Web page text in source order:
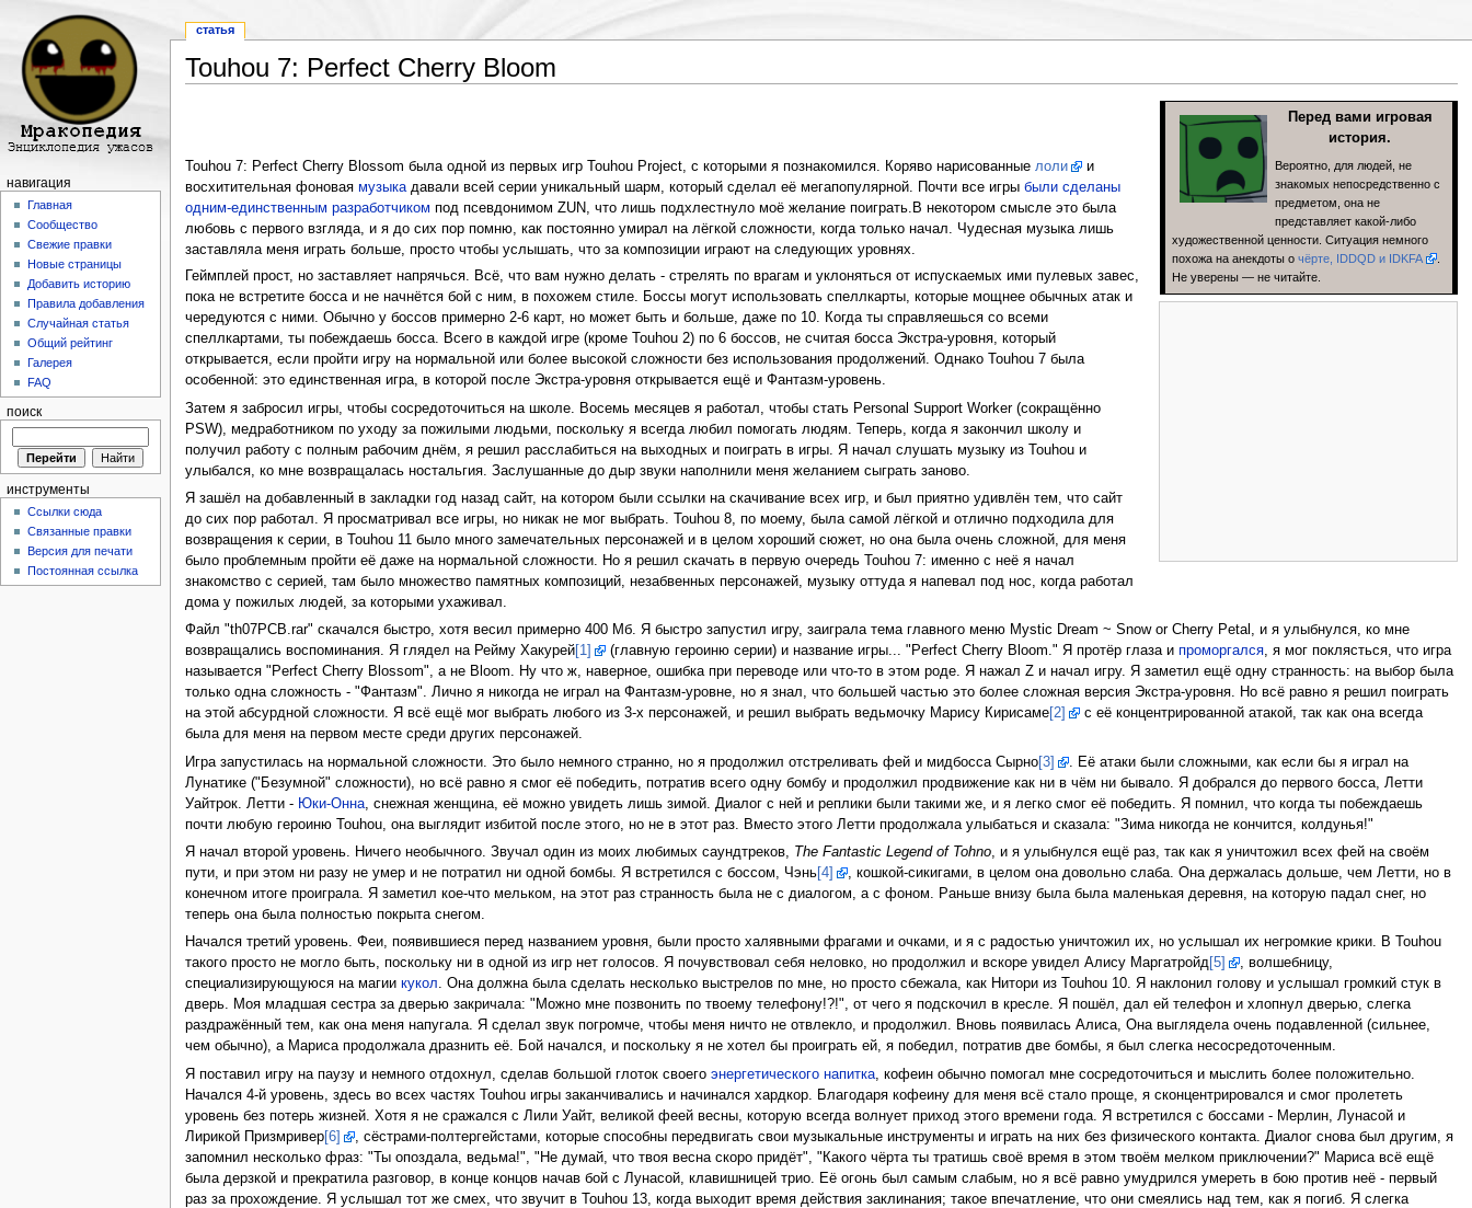
Touhou 7: Perfect Cherry Bloom
Перед вами игровая
история.
Вероятно, для людей, не
знакомых непосредственно с
предметом, она не
представляет какой-либо
художественной ценности. Ситуация немного
похожа на анекдоты о чёрте, IDDQD и IDKFA
.
Не уверены — не читайте.
Touhou 7: Perfect Cherry Blossom была одной из первых игр Touhou Project, с которыми я познакомился. Коряво нарисованные лоли
и
восхитительная фоновая музыкадавали всей серии уникальный шарм, который сделал её мегапопулярной. Почти все игры были сделаны
одним-единственным разработчиком под псевдонимом ZUN, что лишь подхлестнуло моё желание поиграть.В некотором смысле это была
любовь с первого взгляда, и я до сих пор помню, как постоянно умирал на лёгкой сложности, когда только начал. Чудесная музыка лишь
заставляла меня играть больше, просто чтобы услышать, что за композиции играют на следующих уровнях.
Геймплей прост, но заставляет напрячься. Всё, что вам нужно делать - стрелять по врагам и уклоняться от испускаемых ими пулевых завес,
пока не встретите босса и не начнётся бой с ним, в похожем стиле. Боссы могут использовать спеллкарты, которые мощнее обычных атак и
чередуются с ними. Обычно у боссов примерно 2-6 карт, но может быть и больше, даже по 10. Когда ты справляешься со всеми
спеллкартами, ты побеждаешь босса. Всего в каждой игре (кроме Touhou 2) по 6 боссов, не считая босса Экстра-уровня, который
открывается, если пройти игру на нормальной или более высокой сложности без использования продолжений. Однако Touhou 7 была
особенной: это единственная игра, в которой после Экстра-уровня открывается ещё и Фантазм-уровень.
Затем я забросил игры, чтобы сосредоточиться на школе. Восемь месяцев я работал, чтобы стать Personal Support Worker (сокращённо
PSW), медработником по уходу за пожилыми людьми, поскольку я всегда любил помогать людям. Теперь, когда я закончил школу и
получил работу с полным рабочим днём, я решил расслабиться на выходных и поиграть в игры. Я начал слушать музыку из Touhou и
улыбался, ко мне возвращалась ностальгия. Заслушанные до дыр звуки наполнили меня желанием сыграть заново.
Я зашёл на добавленный в закладки год назад сайт, на котором были ссылки на скачивание всех игр, и был приятно удивлён тем, что сайт
до сих пор работал. Я просматривал все игры, но никак не мог выбрать. Touhou 8, по моему, была самой лёгкой и отлично подходила для
возвращения к серии, в Touhou 11 было много замечательных персонажей и в целом хороший сюжет, но она была очень сложной, для меня
было проблемным пройти её даже на нормальной сложности. Но я решил скачать в первую очередь Touhou 7: именно с неё я начал
знакомство с серией, там было множество памятных композиций, незабвенных персонажей, музыку оттуда я напевал под нос, когда работал
дома у пожилых людей, за которыми ухаживал.
Файл "th07PCB.rar" скачался быстро, хотя весил примерно 400 Мб. Я быстро запустил игру, заиграла тема главного меню Mystic Dream ~ Snow or Cherry Petal, и я улыбнулся, ко мне
возвращались воспоминания. Я глядел на Рейму Хакурей[1] (главную героиню серии) и название игры... "Perfect Cherry Bloom." Я протёр глаза и проморгался, я мог поклясться, что игра
называется "Perfect Cherry Blossom", а не Bloom. Ну что ж, наверное, ошибка при переводе или что-то в этом роде. Я нажал Z и начал игру. Я заметил ещё одну странность: на выбор была
только одна сложность - "Фантазм". Лично я никогда не играл на Фантазм-уровне, но я знал, что большей частью это более сложная версия Экстра-уровня. Но всё равно я решил поиграть
на этой абсурдной сложности. Я всё ещё мог выбрать любого из 3-х персонажей, и решил выбрать ведьмочку Марису Кирисаме[2]
с её концентрированной атакой, так как она всегда
была для меня на первом месте среди других персонажей.
Игра запустилась на нормальной сложности. Это было немного странно, но я продолжил отстреливать фей и мидбосса Сырно[3]
. Её атаки были сложными, как если бы я играл на
Лунатике ("Безумной" сложности), но всё равно я смог её победить, потратив всего одну бомбу и продолжил продвижение как ни в чём ни бывало. Я добрался до первого босса, Летти
Уайтрок. Летти - Юки-Онна, снежная женщина, её можно увидеть лишь зимой. Диалог с ней и реплики были такими же, и я легко смог её победить. Я помнил, что когда ты побеждаешь
почти любую героиню Touhou, она выглядит избитой после этого, но не в этот раз. Вместо этого Летти продолжала улыбаться и сказала: "Зима никогда не кончится, колдунья!"
Я начал второй уровень. Ничего необычного. Звучал один из моих любимых саундтреков, The Fantastic Legend of Tohno, и я улыбнулся ещё раз, так как я уничтожил всех фей на своём
пути, и при этом ни разу не умер и не потратил ни одной бомбы. Я встретился с боссом, Чэнь[4]
, кошкой-сикигами, в целом она довольно слаба. Она держалась дольше, чем Летти, но в
конечном итоге проиграла. Я заметил кое-что мельком, на этот раз странность была не с диалогом, а с фоном. Раньше внизу была была маленькая деревня, на которую падал снег, но
теперь она была полностью покрыта снегом.
Начался третий уровень. Феи, появившиеся перед названием уровня, были просто халявными фрагами и очками, и я с радостью уничтожил их, но услышал их негромкие крики. В Touhou
такого просто не могло быть, поскольку ни в одной из игр нет голосов. Я почувствовал себя неловко, но продолжил и вскоре увидел Алису Маргатройд[5]
, волшебницу,
специализирующуюся на магии кукол. Она должна была сделать несколько выстрелов по мне, но просто сбежала, как Нитори из Touhou 10. Я наклонил голову и услышал громкий стук в
дверь. Моя младшая сестра за дверью закричала: "Можно мне позвонить по твоему телефону!?!", от чего я подскочил в кресле. Я пошёл, дал ей телефон и хлопнул дверью, слегка
раздражённый тем, как она меня напугала. Я сделал звук погромче, чтобы меня ничто не отвлекло, и продолжил. Вновь появилась Алиса, Она выглядела очень подавленной (сильнее,
чем обычно), а Мариса продолжала дразнить её. Бой начался, и поскольку я не хотел бы проиграть ей, я победил, потратив две бомбы, я был слегка несосредоточенным.
Я поставил игру на паузу и немного отдохнул, сделав большой глоток своего энергетического напитка, кофеин обычно помогал мне сосредоточиться и мыслить более положительно.
Начался 4-й уровень, здесь во всех частях Touhou игры заканчивались и начинался хардкор. Благодаря кофеину для меня всё стало проще, я сконцентрировался и смог пролететь
уровень без потерь жизней. Хотя я не сражался с Лили Уайт, великой феей весны, которую всегда волнует приход этого времени года. Я встретился с боссами - Мерлин, Лунасой и
Лирикой Призмривер[6]
, сёстрами-полтергейстами, которые способны передвигать свои музыкальные инструменты и играть на них без физического контакта. Диалог снова был другим, я
запомнил несколько фраз: "Ты опоздала, ведьма!", "Не думай, что твоя весна скоро придёт", "Какого чёрта ты тратишь своё время в этом твоём мелком приключении?" Мариса всё ещё
была дерзкой и прекратила разговор, в конце концов начав бой с Лунасой, клавишницей трио. Её огонь был самым слабым, но я всё равно умудрился умереть в бою против неё - первый
раз за прохождение. Я услышал тот же смех, что звучит в Touhou 13, когда выходит время действия заклинания; такое впечатление, что они смеялись над тем, как я погиб. Я слегка
статья
навигация
Главная
Сообщество
Свежие правки
Новые страницы
Добавить историю
Правила добавления
Случайная статья
Общий рейтинг
Галерея
FAQ
поиск
инструменты
Ссылки сюда
Связанные правки
Версия для печати
Постоянная ссылка